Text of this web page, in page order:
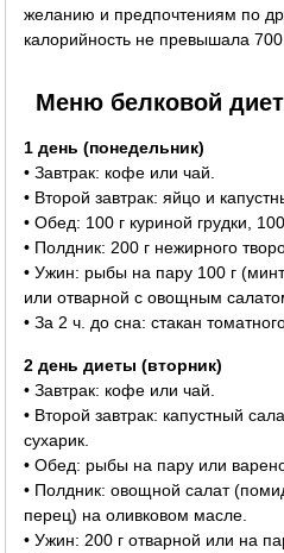
желанию и предпочтениям по
калорийность не превышала 700
Меню белковой
1 день (понедельник)
• Завтрак: кофе или чай.
• Второй завтрак: яйцо и
• Обед: 100 г куриной грудки, 100
• Полдник: 200 г нежирного
• Ужин: рыбы на пару 100 г
или отварной с овощным
• За 2 ч. до сна: стакан
2 день диеты (вторник)
• Завтрак: кофе или чай.
• Второй завтрак: капустный
сухарик.
• Обед: рыбы на пару или
• Полдник: овощной салат
перец) на оливковом масле.
• Ужин: 200 г отварной или на